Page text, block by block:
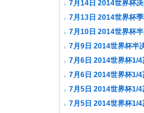
7月14日 2014世界杯
7月13日 2014世界杯
7月10日 2014世界杯
7月9日 2014世界杯半
7月6日 2014世界杯1/
载7月6日 2014世界杯1/
7月5日 2014世界杯1/
7月5日 2014世界杯1/